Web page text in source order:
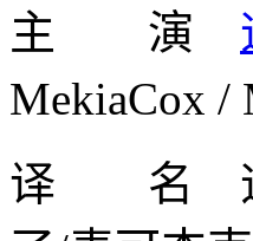
主 演
MekiaCox /
译 名 迈